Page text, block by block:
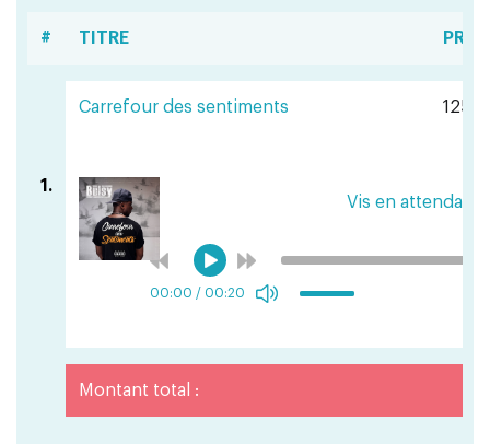
# TITRE PRIX
Carrefour des sentiments 125 F
1.
Vis en attendant
00:00 / 00:20
Montant total :